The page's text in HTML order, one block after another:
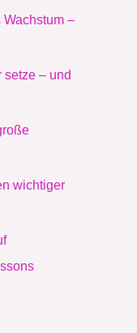
Wachstum –
setze – und
wichtiger